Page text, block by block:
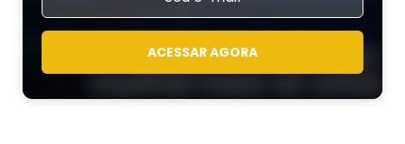
ACESSAR AGORA